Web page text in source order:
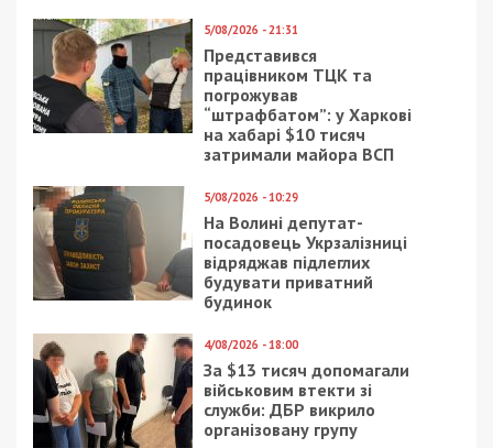
5/08/2026 - 21:31
Представився
працівником ТЦК та
погрожував
“штрафбатом”: у Харкові
на хабарі $10 тисяч
затримали майора ВСП
5/08/2026 - 10:29
На Волині депутат-
посадовець Укрзалізниці
відряджав підлеглих
будувати приватний
будинок
4/08/2026 - 18:00
За $13 тисяч допомагали
військовим втекти зі
служби: ДБР викрило
організовану групу